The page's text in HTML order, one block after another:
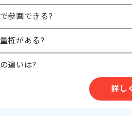
・工場の専門性の知見
・ERP系の上流開発経験
スキルに不安がある方へ
上記に似た経験やスキルをお持ちであれば申
90時間〜180時間
参画できる?
権がある?
違いは?
詳し